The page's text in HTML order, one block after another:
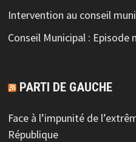
Intervention au conseil
Conseil Municipal : Episode
PARTI DE GAUCHE
Face à l’impunité de
République